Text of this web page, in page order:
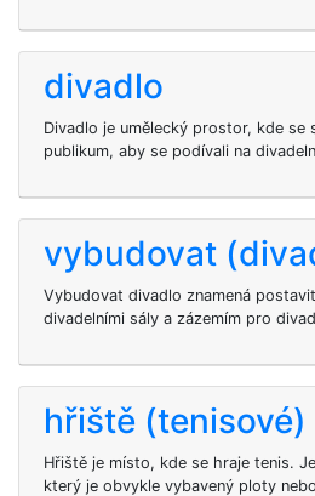
divadlo
Divadlo je umělecký prostor, kde se
publikum, aby se podívali na
vybudovat
Vybudovat divadlo znamená
divadelními sály a zázemím pro
hřiště (tenisové)
Hřiště je místo, kde se hraje tenis.
který je obvykle vybavený ploty